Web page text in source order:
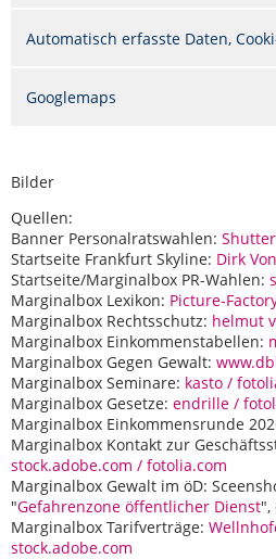
Automatisch erfasste Daten,
Googlemaps
Bilder
Quellen:
Banner Personalratswahlen:
Startseite Frankfurt Skyline: Dirk
Startseite/Marginalbox PR-Wahlen:
Marginalbox Lexikon: Picture-
Marginalbox Rechtsschutz: helmut
Marginalbox Einkommenstabellen:
Marginalbox Gegen Gewalt:
Marginalbox Seminare: kasto /
Marginalbox Gesetze: endrille /
Marginalbox Einkommensrunde
Marginalbox Kontakt zur
stock.adobe.com / fotolia.com
Marginalbox Gewalt im öD:
"Gefahrenzone öffentlicher Dienst",
Marginalbox Tarifverträge:
stock.adobe.com